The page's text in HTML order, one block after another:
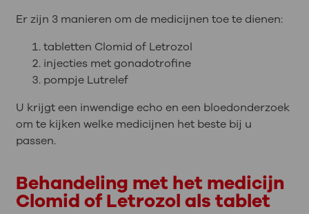
Er zijn 3 manieren om de medicijnen toe te dienen:
tabletten Clomid of Letrozol
injecties met gonadotrofine
pompje Lutrelef
U krijgt een inwendige echo en een bloedonderzoek
om te kijken welke medicijnen het beste bij u
passen.
Behandeling met het medicijn
Clomid of Letrozol als tablet